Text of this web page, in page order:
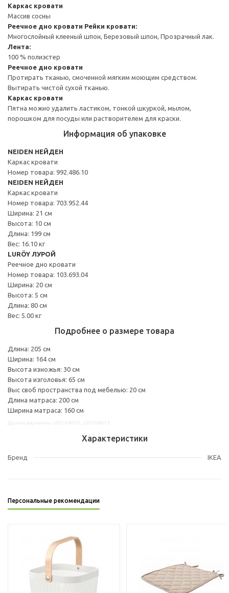
Каркас кровати
Массив сосны
Реечное дно кровати Рейки кровати:
Многослойный клееный шпон, Березовый шпон, Прозрачный лак.
Лента:
100 % полиэстер
Реечное дно кровати
Протирать тканью, смоченной мягким моющим средством.
Вытирать чистой сухой тканью.
Каркас кровати
Пятна можно удалить ластиком, тонкой шкуркой, мылом,
порошком для посуды или растворителем для краски.
Информация об упаковке
NEIDEN НЕЙДЕН
Каркас кровати
Номер товара: 992.486.10
NEIDEN НЕЙДЕН
Каркас кровати
Номер товара: 703.952.44
Ширина: 21 см
Высота: 10 см
Длина: 199 см
Вес: 16.10 кг
LURÖY ЛУРОЙ
Реечное дно кровати
Номер товара: 103.693.04
Ширина: 20 см
Высота: 5 см
Длина: 80 см
Вес: 5.00 кг
Подробнее о размере товара
Длина: 205 см
Ширина: 164 см
Высота изножья: 30 см
Высота изголовья: 65 см
Выс своб пространства под мебелью: 20 см
Длина матраса: 200 см
Ширина матраса: 160 см
Характеристики
Бренд IKEA
Персональные рекомендации